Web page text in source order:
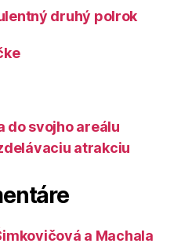
druhý polrok
do svojho areálu
atrakciu
a Machala